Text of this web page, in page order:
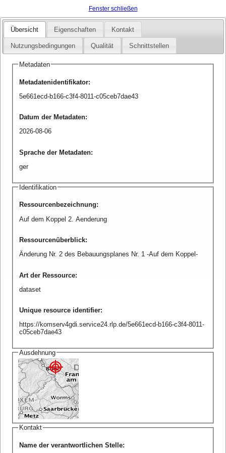
Fenster schließen
Übersicht Eigenschaften Kontakt
Nutzungsbedingungen Qualität Schnittstellen
Metadaten
Metadatenidentifikator:
5e661ecd-b166-c3f4-8011-c05ceb7dae43
Datum der Metadaten:
2026-08-06
Sprache der Metadaten:
ger
Identifikation
Ressourcenbezeichnung:
Auf dem Koppel 2. Aenderung
Ressourcenüberblick:
Änderung Nr. 2 des Bebauungsplanes Nr. 1 -Auf dem Koppel-
Art der Ressource:
dataset
Unique resource identifier:
https://komserv4gdi.service24.rlp.de/5e661ecd-b166-c3f4-8011-
c05ceb7dae43
Ausdehnung
Kontakt
Name der verantwortlichen Stelle: